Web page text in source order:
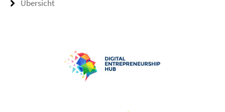
Übersicht